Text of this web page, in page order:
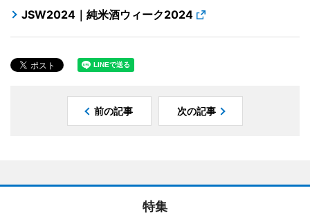
JSW2024｜純米酒ウィーク2024
前の記事 次の記事
特集